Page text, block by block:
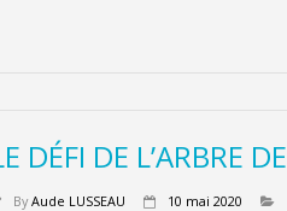
DÉFI DE L’ARBRE
ByAude LUSSEAU 10 mai 2020